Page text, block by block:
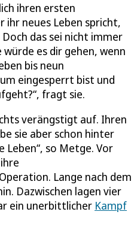
ihren ersten
ihr neues Leben spricht,
das sei nicht immer
würde es dir gehen, wenn
bis neun
eingesperrt bist und
fragt sie.
verängstigt auf. Ihren
sie aber schon hinter
Leben“, so Metge. Vor
Lange nach dem
Dazwischen lagen vier
ein unerbittlicher Kampf